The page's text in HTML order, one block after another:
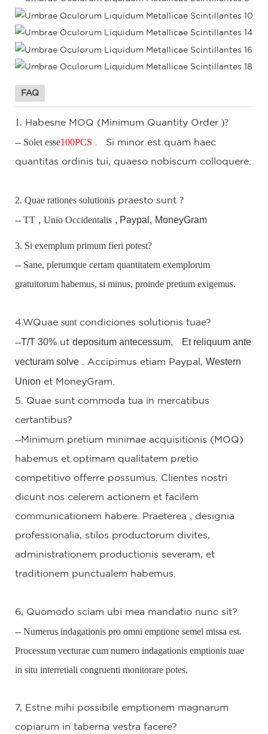
FAQ
1. Habesne MOQ (Minimum Quantity Order )?
-- Solet esse100PCS . Si minor est quam haec
quantitas ordinis tui, quaeso nobiscum colloquere.
2. Quae rationes solutionis praesto sunt ?
-- TT , Unio Occidentalis , Paypal, MoneyGram
3. Si exemplum primum fieri potest?
-- Sane, plerumque certam quantitatem exemplorum
gratuitorum habemus, si minus, proinde pretium exigemus.
4.WQuae sunt condiciones solutionis tuae?
--T/T 30% ut depositum antecessum,
Et reliquum ante
vecturam solve . Accipimus etiam Paypal, Western
Union et MoneyGram.
5. Quae sunt commoda tua in mercatibus
certantibus?
--Minimum pretium minimae acquisitionis (MOQ)
habemus et optimam qualitatem pretio
competitivo offerre possumus. Clientes nostri
dicunt nos celerem actionem et facilem
communicationem habere. Praeterea , designia
professionalia, stilos productorum divites,
administrationem productionis severam, et
traditionem punctualem habemus.
6, Quomodo sciam ubi mea mandatio nunc sit?
-- Numerus indagationis pro omni emptione semel missa est.
Processum vecturae cum numero indagationis emptionis tuae
in situ interretiali congruenti monitorare potes.
7, Estne mihi possibile emptionem magnarum
copiarum in taberna vestra facere?